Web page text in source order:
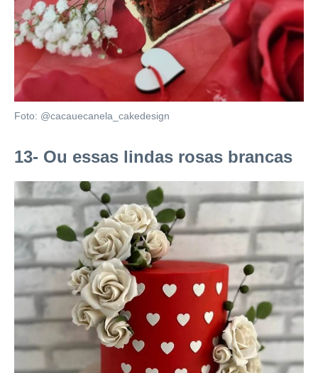
Foto: @cacauecanela_cakedesign
13- Ou essas lindas rosas brancas